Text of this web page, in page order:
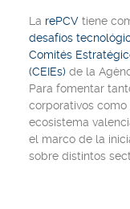
La rePCV tiene
desafíos
Comités
(CEIEs) de la
Para fomentar
corporativos
ecosistema
el marco de la
sobre distintos